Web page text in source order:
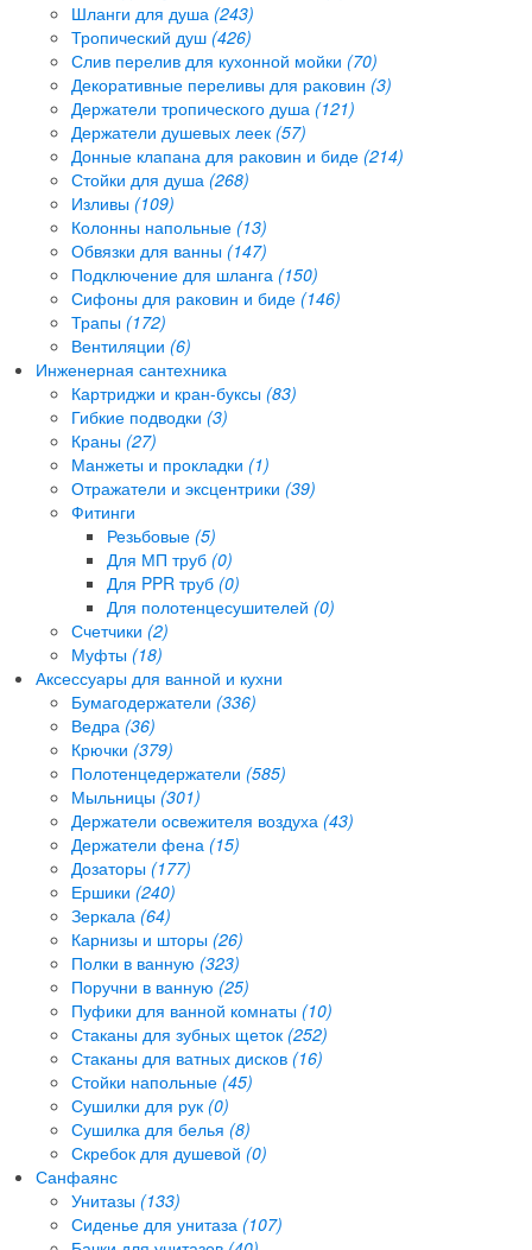
Шланги для душа (243)
Тропический душ (426)
Слив перелив для кухонной мойки (70)
Декоративные переливы для раковин (3)
Держатели тропического душа (121)
Держатели душевых леек (57)
Донные клапана для раковин и биде (214)
Стойки для душа (268)
Изливы (109)
Колонны напольные (13)
Обвязки для ванны (147)
Подключение для шланга (150)
Сифоны для раковин и биде (146)
Трапы (172)
Вентиляции (6)
Инженерная сантехника
Картриджи и кран-буксы (83)
Гибкие подводки (3)
Краны (27)
Манжеты и прокладки (1)
Отражатели и эксцентрики (39)
Фитинги
Резьбовые (5)
Для МП труб (0)
Для PPR труб (0)
Для полотенцесушителей (0)
Счетчики (2)
Муфты (18)
Аксессуары для ванной и кухни
Бумагодержатели (336)
Ведра (36)
Крючки (379)
Полотенцедержатели (585)
Мыльницы (301)
Держатели освежителя воздуха (43)
Держатели фена (15)
Дозаторы (177)
Ершики (240)
Зеркала (64)
Карнизы и шторы (26)
Полки в ванную (323)
Поручни в ванную (25)
Пуфики для ванной комнаты (10)
Стаканы для зубных щеток (252)
Стаканы для ватных дисков (16)
Стойки напольные (45)
Сушилки для рук (0)
Сушилка для белья (8)
Скребок для душевой (0)
Санфаянс
Унитазы (133)
Сиденье для унитаза (107)